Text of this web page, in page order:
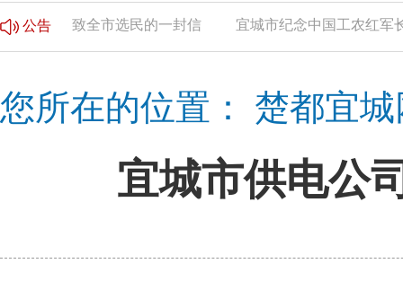
公告致全市选民的一封信 宜城市纪念中国工农红军长
您所在的位置： 楚都宜城
宜城市供电公